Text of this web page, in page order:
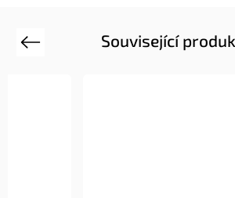
Související
Previous